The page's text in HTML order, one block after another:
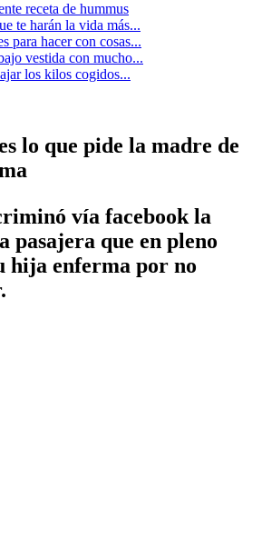
receta de hummus
te harán la vida más...
para hacer con cosas...
vestida con mucho...
los kilos cogidos...
lo que pide la madre de
vía facebook la
pasajera que en pleno
hija enferma por no